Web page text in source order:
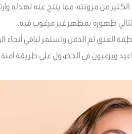
من مرونته؛ مما ينتج عنه تهدله
ظهوره بمظهر غير مرغوب فيه.
ثم الذقن وتستمر لباقي أنحاء
ويرغبون في الحصول على طريقة